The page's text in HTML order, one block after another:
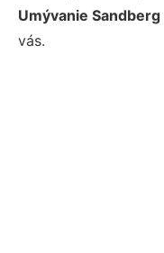
Umývanie Sandberg
vás.